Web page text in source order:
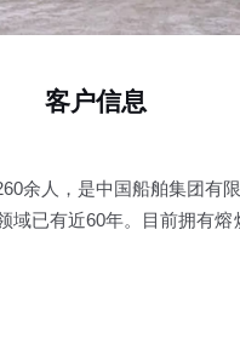
客户信息
余人，是中国船舶集团有
已有近60年。目前拥有